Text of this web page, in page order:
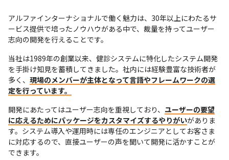
アルファインターナショナルで働く魅力は、30年以上にわたるサ
ービス提供で培ったノウハウがある中で、裁量を持ってユーザー
志向の開発を行えることです。
当社は1989年の創業以来、健診システムに特化したシステム開発
を手掛け知見を蓄積してきました。社内には経験豊富な技術者が
多く、 現場のメンバーが主体となって言語やフレームワークの選
定を行っています。
開発にあたってはユーザー志向を重視しており、 ユーザーの要望
に応えるためにパッケージをカスタマイズするやりがいがありま
す。システム導入や運用時には専任のエンジニアとしてお客さま
に対応するので、直接ユーザーの声を聞いて開発に活かすことが
できます。